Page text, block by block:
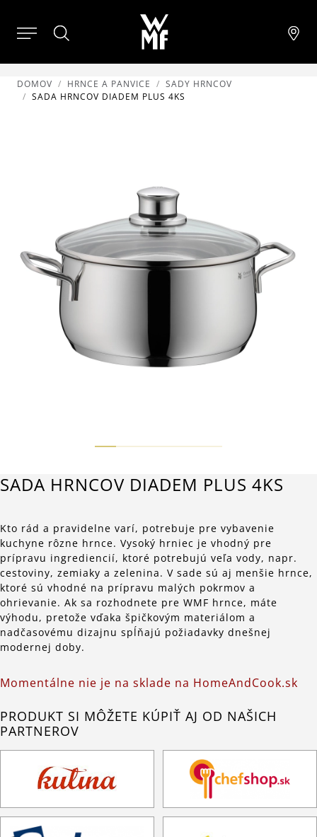
DOMOV HRNCE A PANVICE
SADY HRNCOV
SADA HRNCOV DIADEM PLUS 4KS
SADA HRNCOV DIADEM PLUS 4KS
Kto rád a pravidelne varí, potrebuje pre vybavenie
kuchyne rôzne hrnce. Vysoký hrniec je vhodný pre
prípravu ingrediencií, ktoré potrebujú veľa vody, napr.
cestoviny, zemiaky a zelenina. V sade sú aj menšie hrnce,
ktoré sú vhodné na prípravu malých pokrmov a
ohrievanie. Ak sa rozhodnete pre WMF hrnce, máte
výhodu, pretože vďaka špičkovým materiálom a
nadčasovému dizajnu spĺňajú požiadavky dnešnej
modernej doby.
Momentálne nie je na sklade na HomeAndCook.sk
PRODUKT SI MÔŽETE KÚPIŤ AJ OD NAŠICH
PARTNEROV